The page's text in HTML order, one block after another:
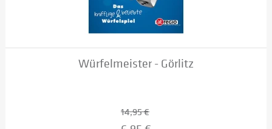
Würfelmeister - Görlitz
14,95 €